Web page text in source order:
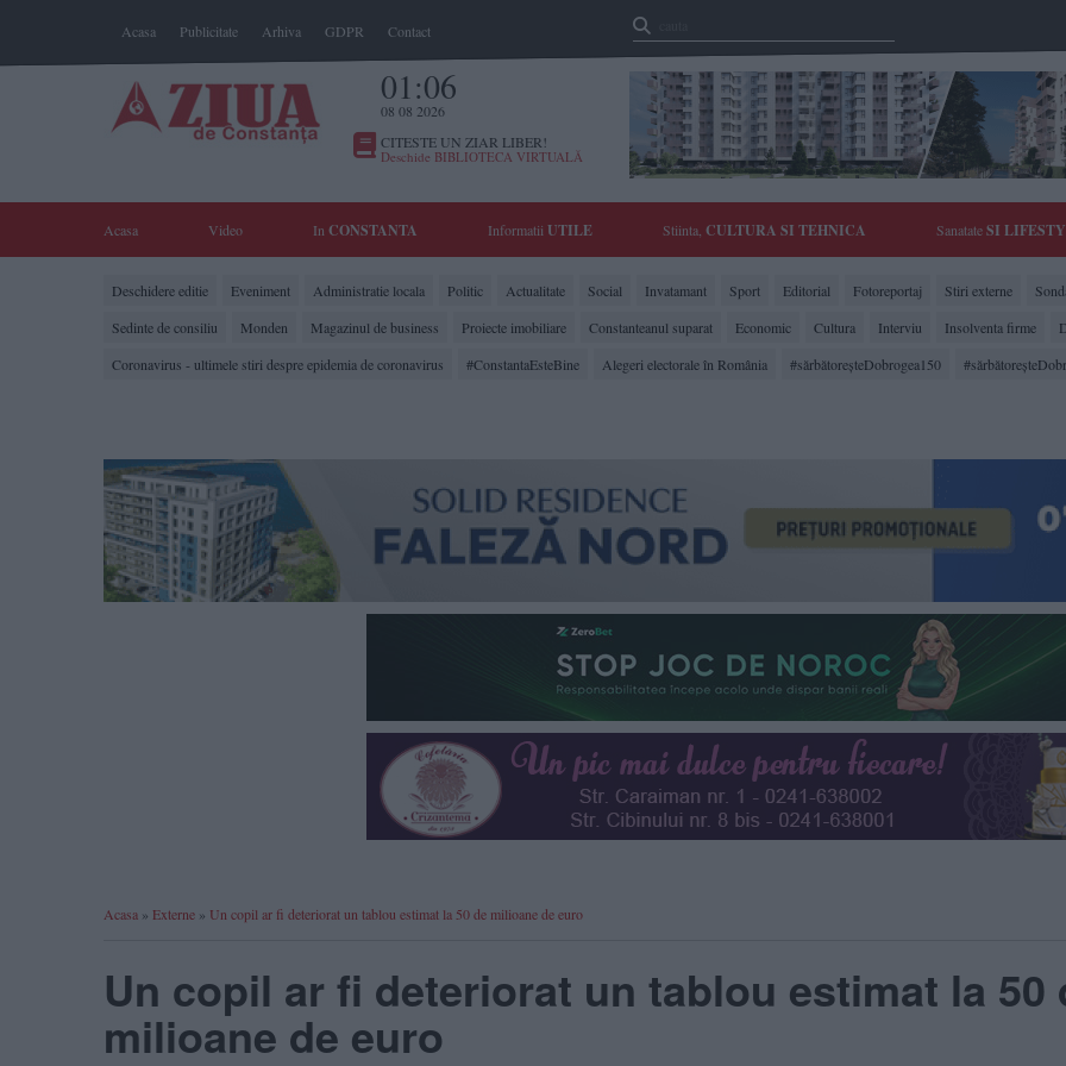
Acasa Publicitate Arhiva GDPR Contact
01:06
08 08 2026
CITESTE UN ZIAR LIBER!
Deschide BIBLIOTECA VIRTUALĂ
Acasa Video In CONSTANTA Informatii UTILE Stiinta, CULTURA SI TEHNICA SanatateSI
Deschidere editie Eveniment Administratie locala Politic Actualitate Social Invatamant Sport Editorial Fotoreportaj Stiri externe
Sedinte de consiliu
Monden Magazinul de business Proiecte imobiliare Constanteanul suparat Economic Cultura Interviu Insolventa firme
Coronavirus - ultimele stiri despre epidemia de coronavirus
#ConstantaEsteBine Alegeri electorale în România #sărbătoreşteDobrogea150
Acasa » Externe » Un copil ar fi deteriorat un tablou estimat la 50 de milioane de euro
Un copil ar fi deteriorat un tablou estimat la 50
milioane de euro